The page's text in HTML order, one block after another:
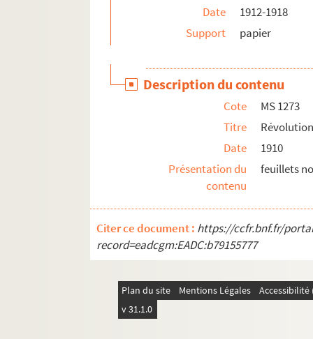
MS 1289-1290. Instruction secondaire
MS 1291-1292. Instruction supérieure
MS 1294. Correspondance entre Berger-
Date
1912-1918
Support
papier
Description du contenu
Cote
MS 1273
Titre
Date
1910
Présentation du
contenu
feuillets
Citer ce document : https://ccfr.bnf.fr/
record=eadcgm:EADC:b79155777
Plan du site Mentions Légales
v 31.1.0